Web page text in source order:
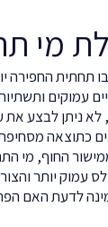
מי
תחתית החפירה
עמוקים
לבצע את
כתוצאה
החוף, מי
עמוק יותר
לדעת האם